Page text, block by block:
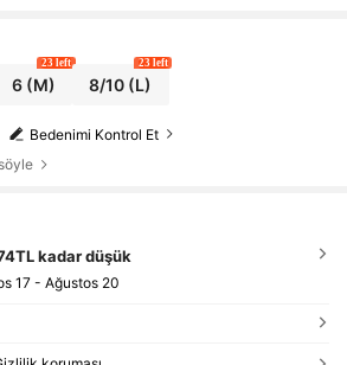
6(M)
23 left
8/10 (L)
23 left
Bedenimi Kontrol Et
kadar düşük
17 - Ağustos 20